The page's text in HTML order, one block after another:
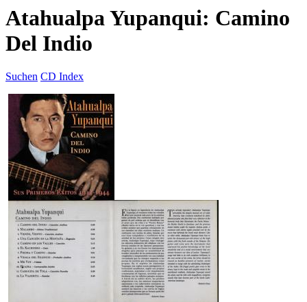
Atahualpa Yupanqui: Camino
Del Indio
Suchen CD Index